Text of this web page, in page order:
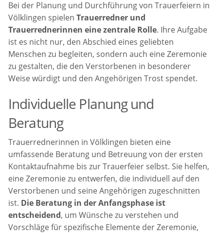
Bei der Planung und Durchführung von Trauerfeiern in
Völklingen spielenTrauerredner und
Trauerrednerinnen eine zentrale Rolle. Ihre Aufgabe
ist es nicht nur, den Abschied eines geliebten
Menschen zu begleiten, sondern auch eine Zeremonie
zu gestalten, die den Verstorbenen in besonderer
Weise würdigt und den Angehörigen Trost spendet.
Individuelle Planung und
Beratung
Trauerrednerinnen in Völklingen bieten eine
umfassende Beratung und Betreuung von der ersten
Kontaktaufnahme bis zur Trauerfeier selbst. Sie helfen,
eine Zeremonie zu entwerfen, die individuell auf den
Verstorbenen und seine Angehörigen zugeschnitten
ist. Die Beratung in der Anfangsphase ist
entscheidend, um Wünsche zu verstehen und
Vorschläge für spezifische Elemente der Zeremonie,